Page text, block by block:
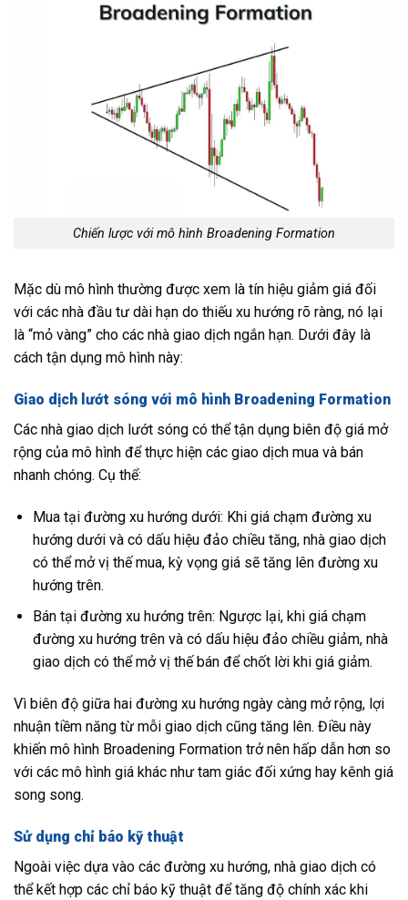
Chiến lược với mô hình Broadening Formation
Mặc dù mô hình thường được xem là tín hiệu giảm giá đối
với các nhà đầu tư dài hạn do thiếu xu hướng rõ ràng, nó lại
là “mỏ vàng” cho các nhà giao dịch ngắn hạn. Dưới đây là
cách tận dụng mô hình này:
Giao dịch lướt sóng với mô hình Broadening Formation
Các nhà giao dịch lướt sóng có thể tận dụng biên độ giá mở
rộng của mô hình để thực hiện các giao dịch mua và bán
nhanh chóng. Cụ thể:
Mua tại đường xu hướng dưới: Khi giá chạm đường xu
hướng dưới và có dấu hiệu đảo chiều tăng, nhà giao dịch
có thể mở vị thế mua, kỳ vọng giá sẽ tăng lên đường xu
hướng trên.
Bán tại đường xu hướng trên: Ngược lại, khi giá chạm
đường xu hướng trên và có dấu hiệu đảo chiều giảm, nhà
giao dịch có thể mở vị thế bán để chốt lời khi giá giảm.
Vì biên độ giữa hai đường xu hướng ngày càng mở rộng, lợi
nhuận tiềm năng từ mỗi giao dịch cũng tăng lên. Điều này
khiến mô hình Broadening Formation trở nên hấp dẫn hơn so
với các mô hình giá khác như tam giác đối xứng hay kênh giá
song song.
Sử dụng chỉ báo kỹ thuật
Ngoài việc dựa vào các đường xu hướng, nhà giao dịch có
thể kết hợp các chỉ báo kỹ thuật để tăng độ chính xác khi